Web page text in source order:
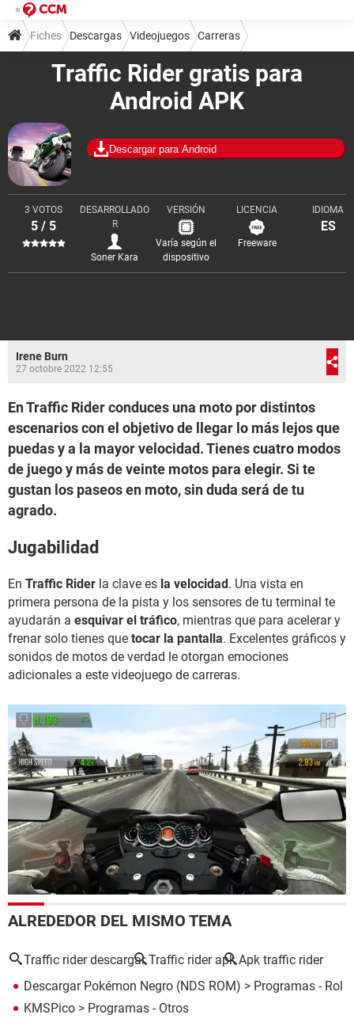
Traffic Rider gratis para
Android APK
Descargar para Android
3 VOTOS
5 / 5
DESARROLLADO
R
Soner Kara
VERSIÓN
Varía según el
dispositivo
LICENCIA
Freeware
IDIOMA
ES
Fiches Descargas Videojuegos Carreras
Irene Burn
27 octobre 2022 12:55
En Traffic Rider conduces una moto por distintos
escenarios con el objetivo de llegar lo más lejos que
puedas y a la mayor velocidad. Tienes cuatro modos
de juego y más de veinte motos para elegir. Si te
gustan los paseos en moto, sin duda será de tu
agrado.
Jugabilidad
En Traffic Rider la clave es la velocidad. Una vista en
primera persona de la pista y los sensores de tu terminal te
ayudarán a esquivar el tráfico, mientras que para acelerar y
frenar solo tienes que tocar la pantalla. Excelentes gráficos y
sonidos de motos de verdad le otorgan emociones
adicionales a este videojuego de carreras.
ALREDEDOR DEL MISMO TEMA
Traffic rider descargar Traffic rider apk Apk traffic rider
Descargar Pokémon Negro (NDS ROM) > Programas - Rol
KMSPico > Programas - Otros